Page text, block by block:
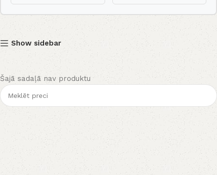
Show sidebar
Šajā sadaļā nav produktu